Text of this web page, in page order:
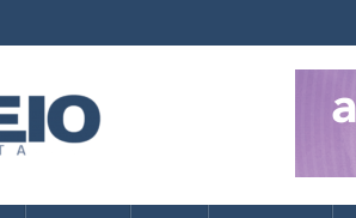
da região no Correio Paulista. Informação,